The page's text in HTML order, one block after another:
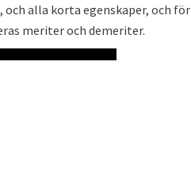
alla korta egenskaper, och för
meriter och demeriter.